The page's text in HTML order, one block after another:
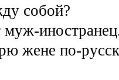
собой?
муж-
жене по-